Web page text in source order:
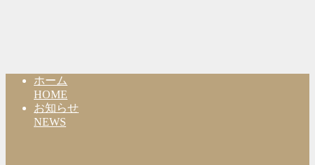
ホーム
HOME
お知らせ
NEWS